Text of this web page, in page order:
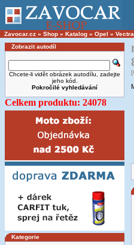
Zavocar.cz » Shop » Katalog » Opel »
Zobrazit autodíl
Chcete-li vidět obrázek autodílu, zadejte
jeho kód.
Pokročilé vyhledávání
Celkem produktu: 24078
Kategorie